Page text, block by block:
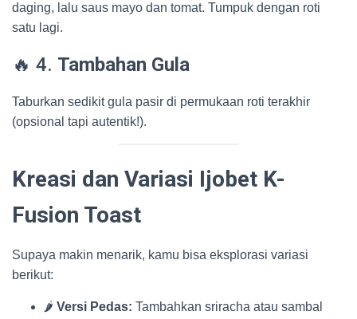
daging, lalu saus mayo dan tomat. Tumpuk dengan roti
satu lagi.
🔥 4. Tambahan Gula
Taburkan sedikit gula pasir di permukaan roti terakhir
(opsional tapi autentik!).
Kreasi dan Variasi Ijobet K-
Fusion Toast
Supaya makin menarik, kamu bisa eksplorasi variasi
berikut:
🌶️ Versi Pedas: Tambahkan sriracha atau sambal